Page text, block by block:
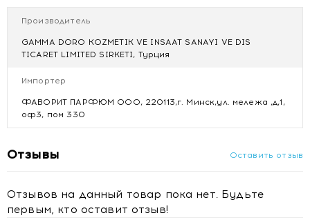
Производитель
GAMMA DORO KOZMETIK VE INSAAT SANAYI VE DIS
TICARET LIMITED SIRKETI, Турция
Импортер
ФАВОРИТ ПАРФЮМ ООО, 220113,г. Минск,ул. мележа ,д,1,
оф3, пом 330
Отзывы Оставить отзыв
Отзывов на данный товар пока нет. Будьте
первым, кто оставит отзыв!